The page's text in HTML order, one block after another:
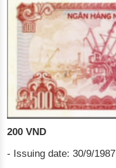
200 VND
- Issuing date: 30/9/1987